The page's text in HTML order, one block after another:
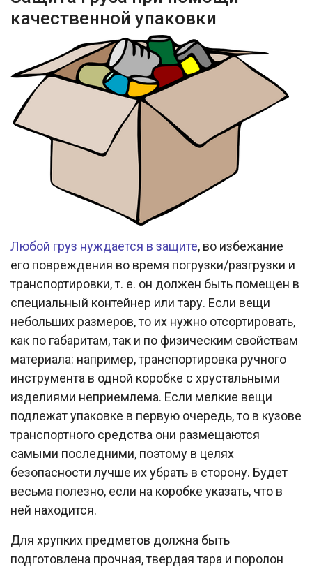
качественной упаковки
Любой груз нуждается в защите, во избежание
его повреждения во время погрузки/разгрузки и
транспортировки, т. е. он должен быть помещен в
специальный контейнер или тару. Если вещи
небольших размеров, то их нужно отсортировать,
как по габаритам, так и по физическим свойствам
материала: например, транспортировка ручного
инструмента в одной коробке с хрустальными
изделиями неприемлема. Если мелкие вещи
подлежат упаковке в первую очередь, то в кузове
транспортного средства они размещаются
самыми последними, поэтому в целях
безопасности лучше их убрать в сторону. Будет
весьма полезно, если на коробке указать, что в
ней находится.
Для хрупких предметов должна быть
подготовлена прочная, твердая тара и поролон